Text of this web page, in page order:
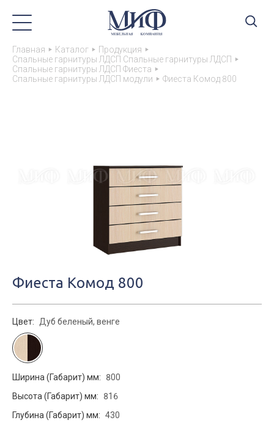
Главная Каталог
Продукция
Спальные гарнитуры ЛДСП Спальные гарнитуры ЛДСП
Спальные гарнитуры ЛДСП Фиеста
Спальные гарнитуры ЛДСП модули
Фиеста Комод 800
Фиеста Комод 800
Цвет: Дуб беленый, венге
Ширина (Габарит) мм:
800
Высота (Габарит) мм:
816
Глубина (Габарит) мм: 430